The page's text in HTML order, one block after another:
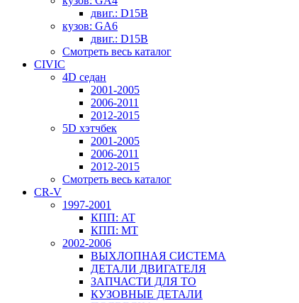
двиг.: D15B
кузов: GA6
двиг.: D15B
Смотреть весь каталог
CIVIC
4D седан
2001-2005
2006-2011
2012-2015
5D хэтчбек
2001-2005
2006-2011
2012-2015
Смотреть весь каталог
CR-V
1997-2001
КПП: AT
КПП: MT
2002-2006
ВЫХЛОПНАЯ СИСТЕМА
ДЕТАЛИ ДВИГАТЕЛЯ
ЗАПЧАСТИ ДЛЯ ТО
КУЗОВНЫЕ ДЕТАЛИ